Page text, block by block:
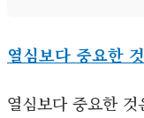
열심보다 중요한
열심보다 중요한